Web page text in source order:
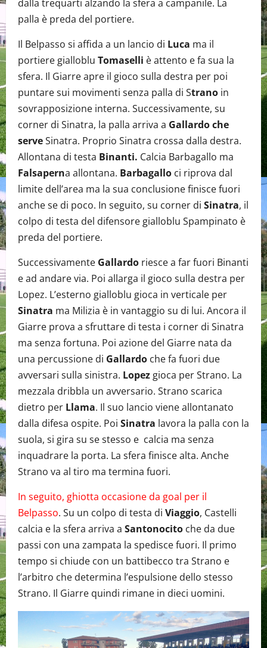
dalla trequarti alzando la sfera a campanile. La
palla è preda del portiere.
Il Belpasso si affida a un lancio di Luca ma il
portiere gialloblu Tomaselli è attento e fa sua la
sfera. Il Giarre apre il gioco sulla destra per poi
puntare sui movimenti senza palla di Strano in
sovrapposizione interna. Successivamente, su
corner di Sinatra, la palla arriva a Gallardo che
serveSinatra. Proprio Sinatra crossa dalla destra.
Allontana di testa Binanti. Calcia Barbagallo ma
Falsaperna allontana. Barbagallo ci riprova dal
limite dell’area ma la sua conclusione finisce fuori
anche se di poco. In seguito, su corner di Sinatra, il
colpo di testa del difensore gialloblu Spampinato è
preda del portiere.
Successivamente Gallardo riesce a far fuori Binanti
e ad andare via. Poi allarga il gioco sulla destra per
Lopez. L’esterno gialloblu gioca in verticale per
Sinatra ma Milizia è in vantaggio su di lui. Ancora il
Giarre prova a sfruttare di testa i corner di Sinatra
ma senza fortuna. Poi azione del Giarre nata da
una percussione di Gallardo che fa fuori due
avversari sulla sinistra. Lopez gioca per Strano. La
mezzala dribbla un avversario. Strano scarica
dietro per Llama. Il suo lancio viene allontanato
dalla difesa ospite. Poi Sinatra lavora la palla con la
suola, si gira su se stesso e calcia ma senza
inquadrare la porta. La sfera finisce alta. Anche
Strano va al tiro ma termina fuori.
In seguito, ghiotta occasione da goal per il
Belpasso. Su un colpo di testa di Viaggio, Castelli
calcia e la sfera arriva a Santonocito che da due
passi con una zampata la spedisce fuori. Il primo
tempo si chiude con un battibecco tra Strano e
l’arbitro che determina l’espulsione dello stesso
Strano. Il Giarre quindi rimane in dieci uomini.